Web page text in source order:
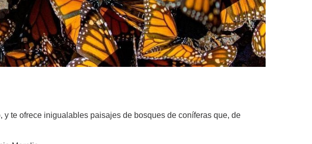
te ofrece inigualables paisajes de bosques de coníferas que, de